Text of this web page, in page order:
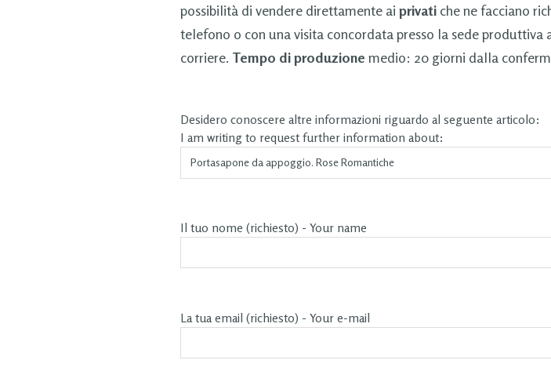
possibilità di vendere direttamente ai privatiche ne facciano
telefono o con una visita concordata presso la sede produttiva
corriere. Tempo di produzione medio: 20 giorni dalla
Desidero conoscere altre informazioni riguardo al seguente articolo:
I am writing to request further information about:
Il tuo nome (richiesto) - Your name
La tua email (richiesto) - Your e-mail